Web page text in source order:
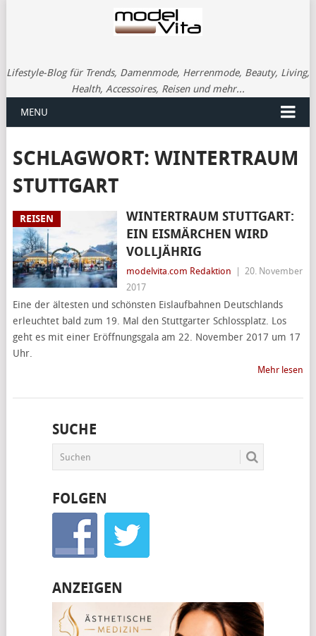
Lifestyle-Blog für Trends, Damenmode, Herrenmode, Beauty, Living,
Health, Accessoires, Reisen und mehr...
MENU
SCHLAGWORT: WINTERTRAUM
STUTTGART
REISEN
WINTERTRAUM STUTTGART:
EIN EISMÄRCHEN WIRD
VOLLJÄHRIG
modelvita.com Redaktion
20. November
2017
Eine der ältesten und schönsten Eislaufbahnen Deutschlands
erleuchtet bald zum 19. Mal den Stuttgarter Schlossplatz. Los
geht es mit einer Eröffnungsgala am 22. November 2017 um 17
Uhr.
Mehr lesen
SUCHE
FOLGEN
ANZEIGEN